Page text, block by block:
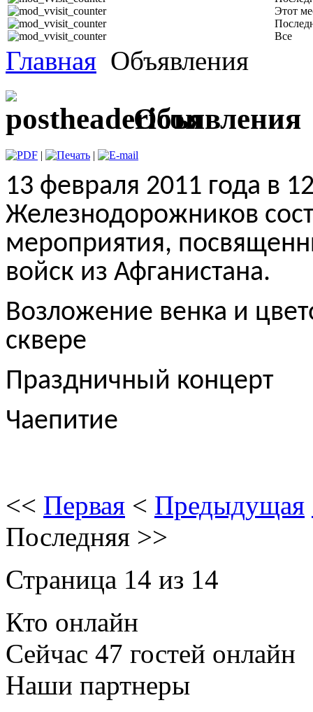
Этот
Все
Главная Объявления
Объявления
| |
13 февраля 2011 года в
Железнодорожников
мероприятия,
войск из Афганистана.
Возложение венка и
сквере
Праздничный концерт
Чаепитие
<< Первая < Предыдущая
Последняя >>
Страница 14 из 14
Кто онлайн
Сейчас 47 гостей онлайн
Наши партнеры